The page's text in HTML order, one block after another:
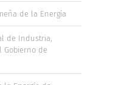
de la Energía
de Industria,
Gobierno de